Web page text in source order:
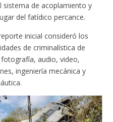
sistema de acoplamiento y
del fatídico percance.
inicial consideró los
de criminalística de
audio, video,
ingeniería mecánica y